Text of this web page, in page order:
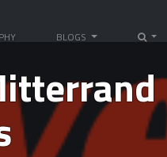
BLOGS